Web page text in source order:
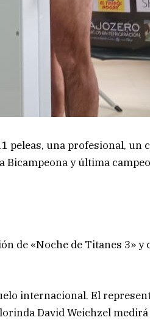
peleas, una profesional, un
Bicampeona y última
de «Noche de Titanes 3»
internacional. El
David Weichzel